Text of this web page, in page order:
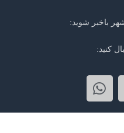
باخبر شوید:
کنید: